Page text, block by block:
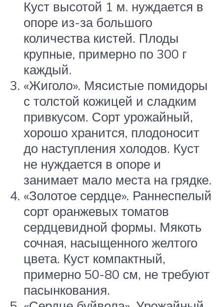
Куст высотой 1 м. нуждается в
опоре из-за большого
количества кистей. Плоды
крупные, примерно по 300 г
каждый.
«Жиголо». Мясистые помидоры
с толстой кожицей и сладким
привкусом. Сорт урожайный,
хорошо хранится, плодоносит
до наступления холодов. Куст
не нуждается в опоре и
занимает мало места на грядке.
«Золотое сердце». Раннеспелый
сорт оранжевых томатов
сердцевидной формы. Мякоть
сочная, насыщенного желтого
цвета. Куст компактный,
примерно 50-80 см, не требуют
пасынкования.